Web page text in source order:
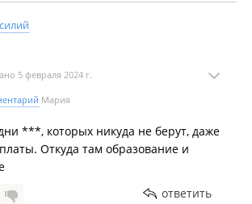
5 февраля 2024 г.
Мария
***, которых никуда не берут, даже
Откуда там образование и
ответить